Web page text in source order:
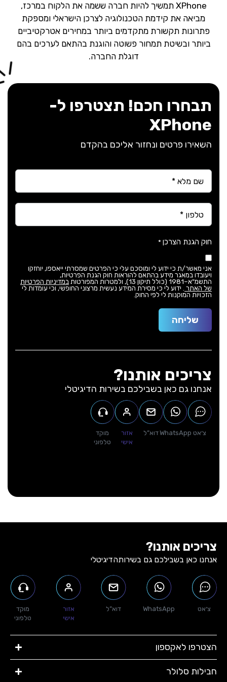
XPhone תמשיך להיות חברה ששמה את הלקוח במרכז,
מביאה את קידמת הטכנולוגיה לצרכן הישראלי ומספקת
פתרונות תקשורת מתקדמים ביותר במחירים אטרקטיביים
ביותר ובשיטת תמחור פשוטה והוגנת בהתאם לערכים בהם
דוגלת החברה.
תבחרו חכם! תצטרפו ל-
XPhone
השאירו פרטים ונחזור אליכם בהקדם
Name
Phone
חוק הגנת הצרכן *
אני מאשר/ת כי ידוע לי ומוסכם עלי כי הפרטים שמסרתי ייאספו, יוחזקו
ויעובדו במאגר מידע בהתאם להוראות חוק הגנת הפרטיות,
התשמ"א–1981 (כולל תיקון 13), ולמטרות המפורטות
במדיניות הפרטיות
של האתר
. ידוע לי כי מסירת המידע נעשית מרצוני החופשי, וכי עומדות לי
הזכויות המוקנות לי לפי החוק.
שליחה
צריכים אותנו?
אנחנו גם כאן בשבילכם בשירות הדיגיטלי
צ׳אט WhatsAppדוא”ל
אזור
אישי
מוקד
טלפוני
צריכים אותנו?
אנחנו כאן בשבילכם גם בשירותהדיגיטלי
צ׳אט WhatsApp דוא”ל
אזור
אישי
מוקד
טלפוני
הצטרפו לאקספון
חבילות סלולר​